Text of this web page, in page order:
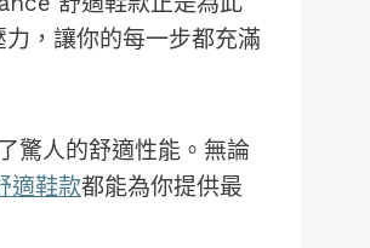
，讓你的每一步都充滿
驚人的舒適性能。無論
適鞋款都能為你提供最